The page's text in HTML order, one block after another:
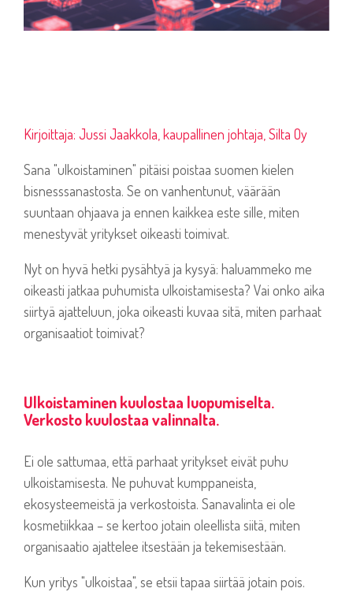
Kirjoittaja: Jussi Jaakkola, kaupallinen johtaja, Silta Oy
Sana "ulkoistaminen" pitäisi poistaa suomen kielen
bisnesssanastosta. Se on vanhentunut, väärään
suuntaan ohjaava ja ennen kaikkea este sille, miten
menestyvät yritykset oikeasti toimivat.
Nyt on hyvä hetki pysähtyä ja kysyä: haluammeko me
oikeasti jatkaa puhumista ulkoistamisesta? Vai onko aika
siirtyä ajatteluun, joka oikeasti kuvaa sitä, miten parhaat
organisaatiot toimivat?
Ulkoistaminen kuulostaa luopumiselta.
Verkosto kuulostaa valinnalta.
Ei ole sattumaa, että parhaat yritykset eivät puhu
ulkoistamisesta. Ne puhuvat kumppaneista,
ekosysteemeistä ja verkostoista. Sanavalinta ei ole
kosmetiikkaa – se kertoo jotain oleellista siitä, miten
organisaatio ajattelee itsestään ja tekemisestään.
Kun yritys "ulkoistaa", se etsii tapaa siirtää jotain pois.